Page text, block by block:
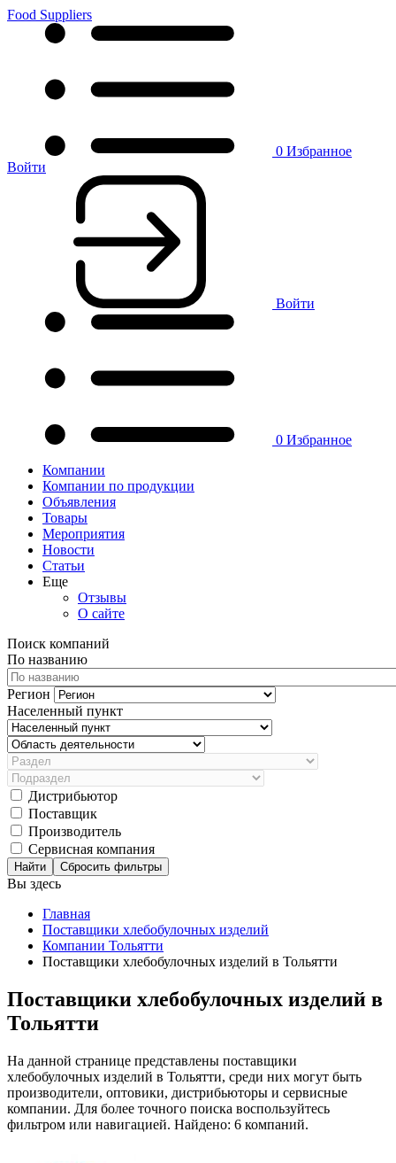
Food Suppliers
0 Избранное
Войти
Войти
0 Избранное
Компании
Компании по продукции
Объявления
Товары
Мероприятия
Новости
Статьи
Еще
Отзывы
О сайте
Поиск компаний
По названию
Регион
Населенный пункт
Дистрибьютор
Поставщик
Производитель
Сервисная компания
Сбросить фильтры
Вы здесь
Главная
Поставщики хлебобулочных изделий
Компании Тольятти
Поставщики хлебобулочных изделий в Тольятти
Поставщики хлебобулочных изделий в
Тольятти
На данной странице представлены поставщики
хлебобулочных изделий в Тольятти, среди них могут быть
производители, оптовики, дистрибьюторы и сервисные
компании. Для более точного поиска воспользуйтесь
фильтром или навигацией. Найдено: 6 компаний.